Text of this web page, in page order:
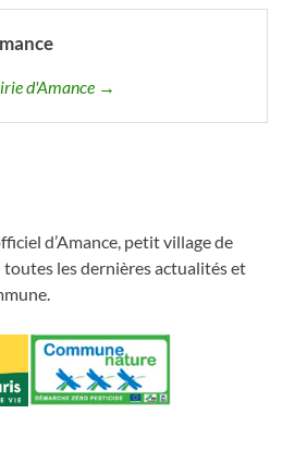
d'Amance →
d’Amance, petit village de
les dernières actualités et